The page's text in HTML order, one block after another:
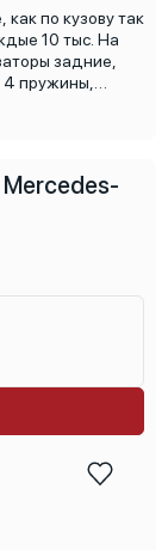
по кузову так
10 тыс. На
задние,
пружины,
реальному